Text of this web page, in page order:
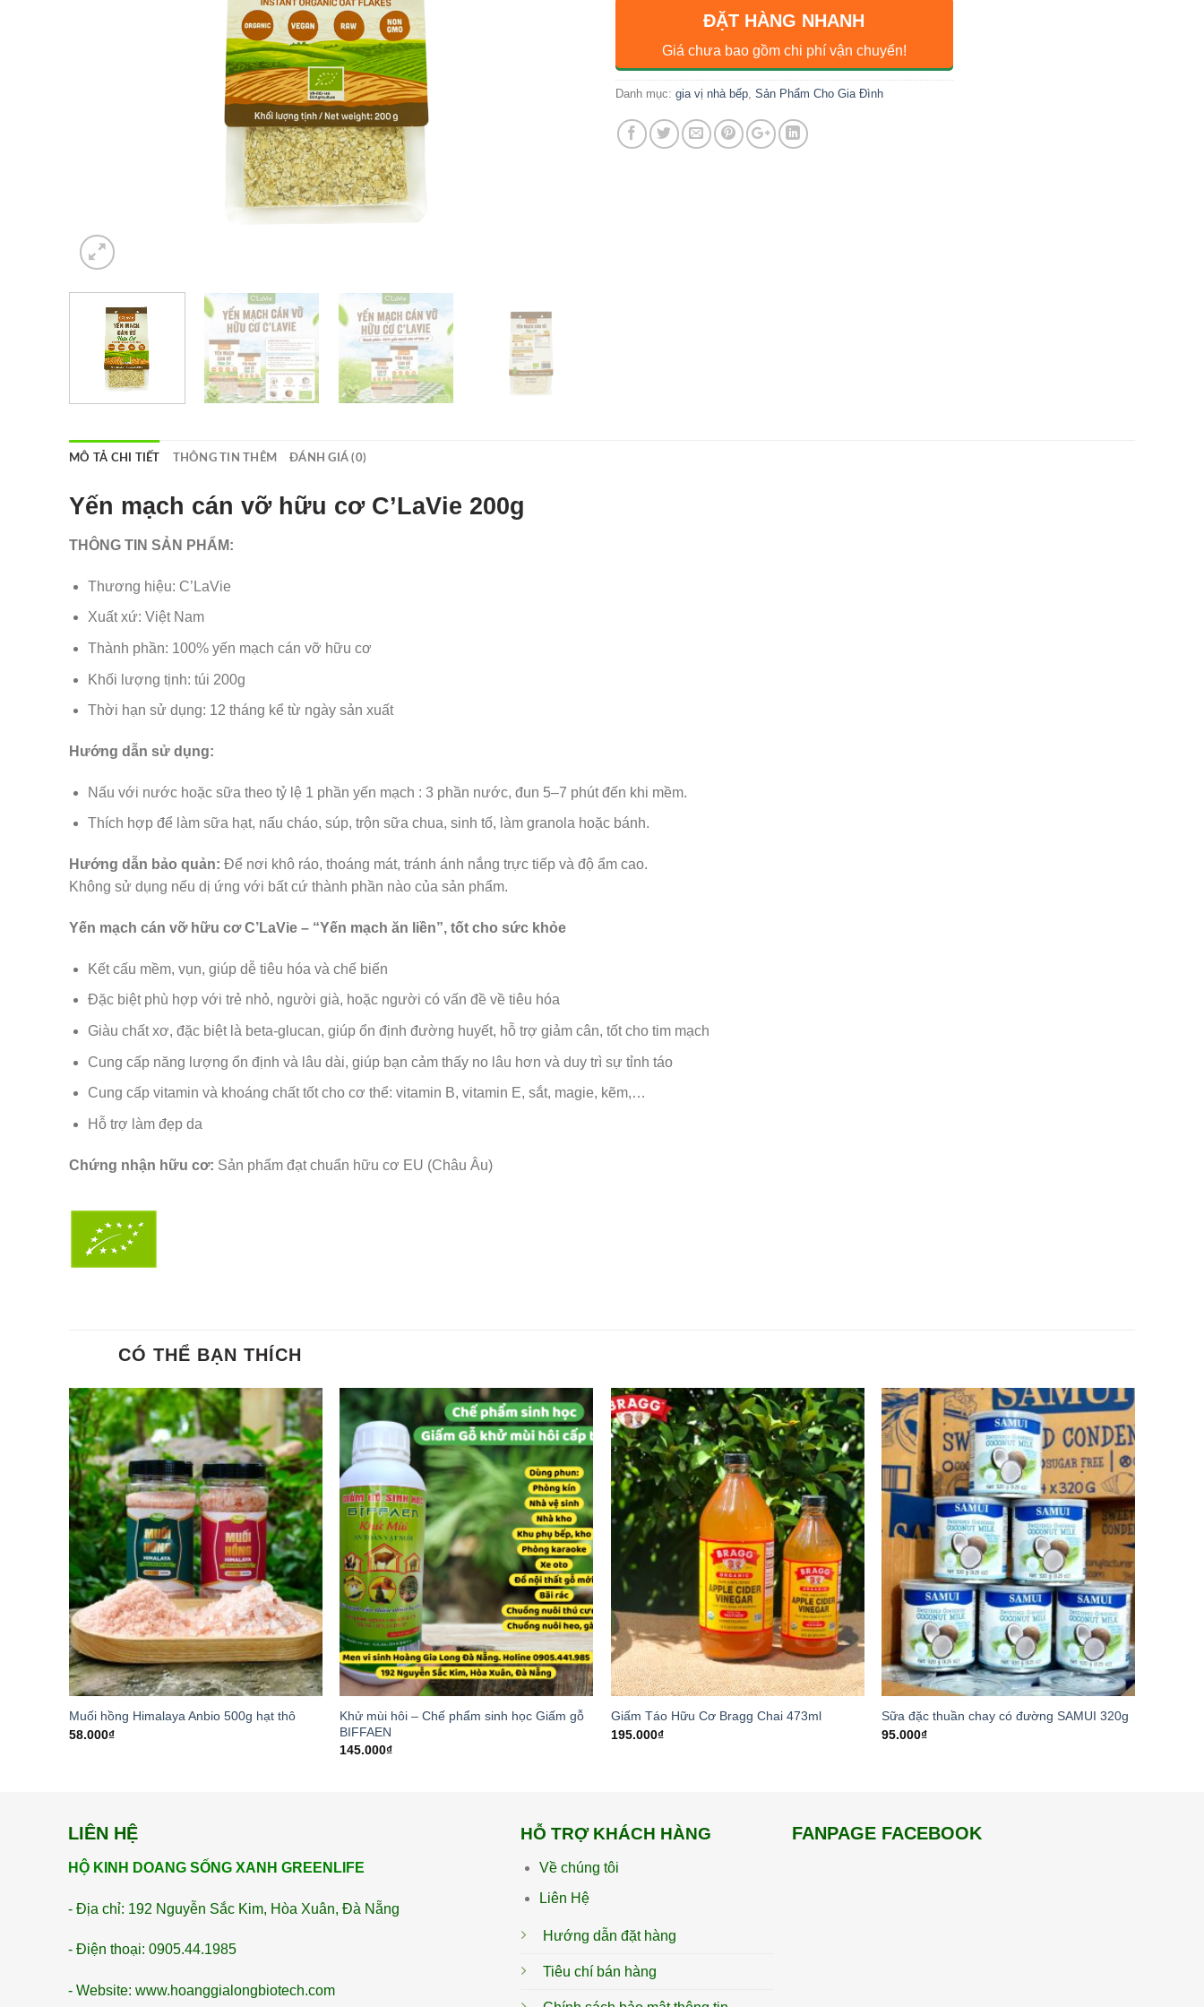
ĐẶT HÀNG NHANH
Giá chưa bao gồm chi phí vận chuyển!
Danh mục: gia vị nhà bếp Sản Phẩm Cho Gia Đình
MÔ TẢ CHI TIẾT THÔNG TIN THÊM ĐÁNH GIÁ (0)
Yến mạch cán vỡ hữu cơ C’LaVie 200g
THÔNG TIN SẢN PHẨM:
Thương hiệu: C’LaVie
Xuất xứ: Việt Nam
Thành phần: 100% yến mạch cán vỡ hữu cơ
Khối lượng tịnh: túi 200g
Thời hạn sử dụng: 12 tháng kể từ ngày sản xuất
Hướng dẫn sử dụng:
Nấu với nước hoặc sữa theo tỷ lệ 1 phần yến mạch : 3 phần nước, đun 5–7 phút đến khi mềm.
Thích hợp để làm sữa hạt, nấu cháo, súp, trộn sữa chua, sinh tố, làm granola hoặc bánh.
Hướng dẫn bảo quản: Để nơi khô ráo, thoáng mát, tránh ánh nắng trực tiếp và độ ẩm cao.
Không sử dụng nếu dị ứng với bất cứ thành phần nào của sản phẩm.
Yến mạch cán vỡ hữu cơ C’LaVie – “Yến mạch ăn liền”, tốt cho sức khỏe
Kết cấu mềm, vụn, giúp dễ tiêu hóa và chế biến
Đặc biệt phù hợp với trẻ nhỏ, người già, hoặc người có vấn đề về tiêu hóa
Giàu chất xơ, đặc biệt là beta-glucan, giúp ổn định đường huyết, hỗ trợ giảm cân, tốt cho tim mạch
Cung cấp năng lượng ổn định và lâu dài, giúp bạn cảm thấy no lâu hơn và duy trì sự tỉnh táo
Cung cấp vitamin và khoáng chất tốt cho cơ thể: vitamin B, vitamin E, sắt, magie, kẽm,…
Hỗ trợ làm đẹp da
Chứng nhận hữu cơ: Sản phẩm đạt chuẩn hữu cơ EU (Châu Âu)
CÓ THỂ BẠN THÍCH
Muối hồng Himalaya Anbio 500g hạt thô
58.000₫
Khử mùi hôi – Chế phẩm sinh học Giấm gỗ
BIFFAEN
145.000₫
Giấm Táo Hữu Cơ Bragg Chai 473ml
195.000₫
Sữa đặc thuần chay có đường SAMUI 320g
95.000₫
LIÊN HỆ
HỘ KINH DOANG SỐNG XANH GREENLIFE
- Địa chỉ: 192 Nguyễn Sắc Kim, Hòa Xuân, Đà Nẵng
- Điện thoại: 0905.44.1985
- Website: www.hoanggialongbiotech.com
HỖ TRỢ KHÁCH HÀNG
Về chúng tôi
Liên Hệ
Hướng dẫn đặt hàng
Tiêu chí bán hàng
FANPAGE FACEBOOK